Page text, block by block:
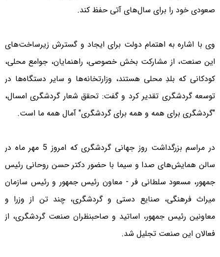
صعودی خود را برای سال‌های آتی حفظ کند.
وی با اشاره به اهتمام دولت برای ایجاد و گسترش زیرساخت‌های
این صنعت، از مشارکت بخش خصوصی، راهنمایان، جوامع محلی،
کودکانی که بلدِ محلی هستند، وزارتخانه‌ها و سایر دستگاه‌ها در
توسعه گردشگری تقدیر کرد و گفت: تحقق شعار گردشگری امسال،
"گردشگری برای همه و همه برای گردشگری" آمال همه ما است.
در مراسم بزرگداشت روز جهانی گردشگری که امروز 5 مهر ماه در
سالن همایش‌های صدا و سیما با حضور دکتر حسن روحانی رئیس
جمهور، مسعود سلطانی فر - معاون رئیس جمهور و رئیس سازمان
میراث فرهنگی، صنایع دستی و گردشگری، چند تن از وزرا و
معاونین رئیس جمهور، اساتید و صاحبنظران صنعت گردشگری، از
فعالان این صنعت تجلیل شد.